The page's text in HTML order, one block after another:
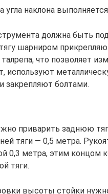
угла наклона
должна быть
шарниром
что позволяет
используют
закрепляют болтами.
приварить заднюю
тяги — 0,5 метра.
0,3 метра, этим концом
тяги.
высоты стойки